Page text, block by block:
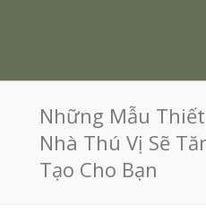
Những Mẫu
Nhà Thú Vị Sẽ
Tạo Cho Bạn